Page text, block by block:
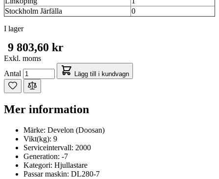
Stockholm Järfälla
0
I lager
9 803,60 kr
Exkl. moms
Antal
Lägg till i kundvagn
Mer information
Märke: Develon (Doosan)
Vikt(kg): 9
Serviceintervall: 2000
Generation: -7
Kategori: Hjullastare
Passar maskin: DL280-7